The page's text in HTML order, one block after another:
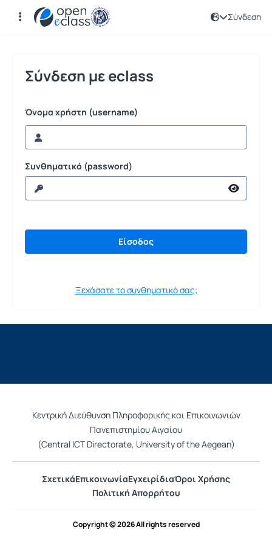
Σύνδεση
Σύνδεση
Σύνδεση με eclass
Όνομα χρήστη (username)
Συνθηματικό (password)
Ξεχάσατε το συνθηματικό σας;
Κεντρική Διεύθυνση Πληροφορικής και Επικοινωνιών
Πανεπιστημίου Αιγαίου
(Central ICT Directorate, University of the Aegean)
ΣχετικάΕπικοινωνίαΕγχειρίδιαΌροι Χρήσης
Πολιτική Απορρήτου
Copyright © 2026 All rights reserved